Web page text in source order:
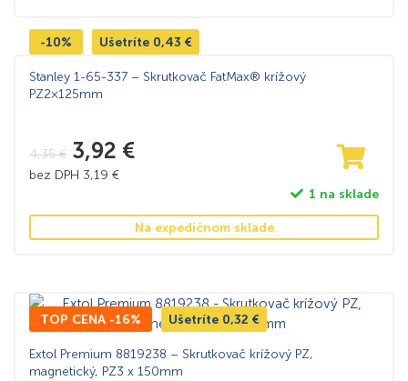
-10% Ušetríte 0,43 €
Stanley 1-65-337 – Skrutkovač FatMax® krížový
PZ2×125mm
4,35€ 3,92 €
bez DPH 3,19 €
1 na sklade
Na expedičnom sklade
TOP CENA -16% Ušetríte 0,32 €
Extol Premium 8819238 – Skrutkovač krížový PZ,
magnetický, PZ3 x 150mm